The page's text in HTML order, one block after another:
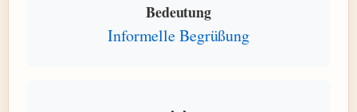
Bedeutung
Informelle Begrüßung